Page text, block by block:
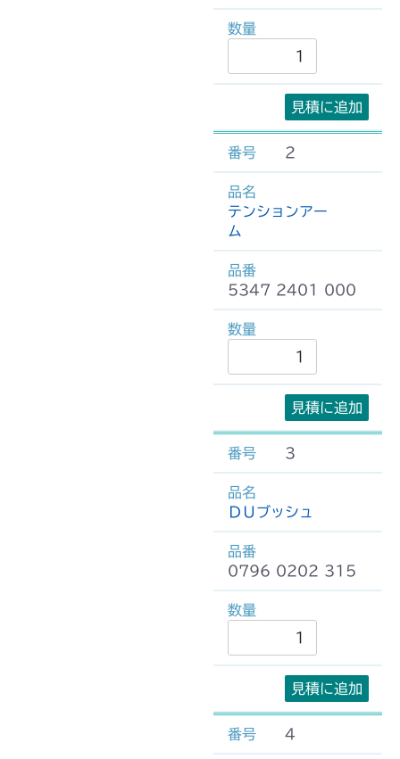
見積に追加
2
テンションアー
ム
5347 2401 000
見積に追加
3
ＤＵブッシュ
0796 0202 315
見積に追加
4